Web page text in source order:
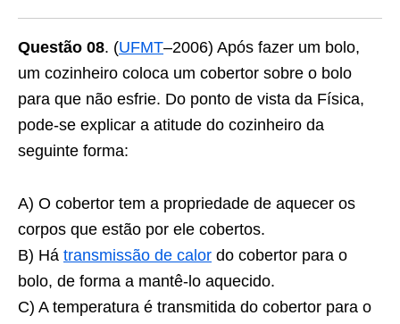
Questão 08. (UFMT–2006) Após fazer um bolo,
um cozinheiro coloca um cobertor sobre o bolo
para que não esfrie. Do ponto de vista da Física,
pode-se explicar a atitude do cozinheiro da
seguinte forma:
A) O cobertor tem a propriedade de aquecer os
corpos que estão por ele cobertos.
B) Há transmissão de calor do cobertor para o
bolo, de forma a mantê-lo aquecido.
C) A temperatura é transmitida do cobertor para o